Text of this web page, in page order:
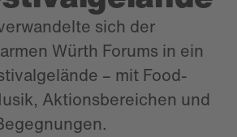
sich der
Würth Forums in ein
– mit Food-
Aktionsbereichen und